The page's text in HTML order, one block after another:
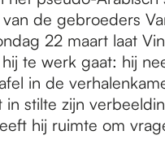
de gebroeders
22 maart laat
te werk gaat: hij
in de
in stilte zijn
hij ruimte om